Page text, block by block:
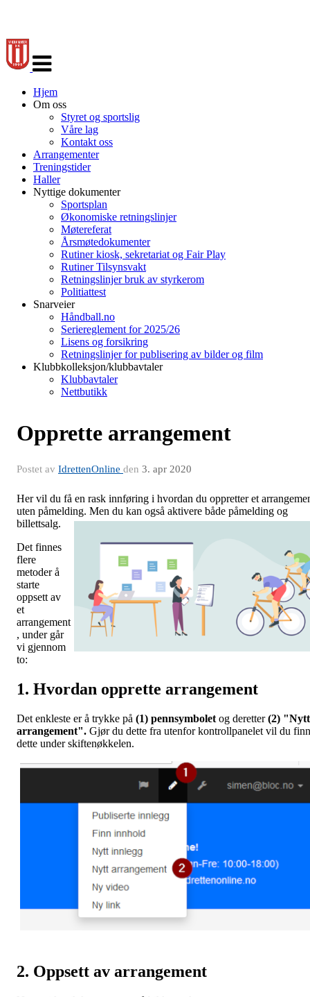
navigasjon
Hjem
Om oss
Styret og sportslig
Våre lag
Kontakt oss
Arrangementer
Treningstider
Haller
Nyttige dokumenter
Sportsplan
Økonomiske retningslinjer
Møtereferat
Årsmøtedokumenter
Rutiner kiosk, sekretariat og Fair Play
Rutiner Tilsynsvakt
Retningslinjer bruk av styrkerom
Politiattest
Snarveier
Håndball.no
Seriereglement for 2025/26
Lisens og forsikring
Retningslinjer for publisering av bilder og film
Klubbkolleksjon/klubbavtaler
Klubbavtaler
Nettbutikk
Opprette arrangement
Postet av IdrettenOnline den 3. apr 2020
Her vil du få en rask innføring i hvordan du oppretter et
uten påmelding. Men du kan også aktivere både påmelding og
billettsalg.
Det finnes
flere
metoder å
starte
oppsett av
et
arrangement
, under går
vi gjennom
to:
1. Hvordan opprette arrangement
Det enkleste er å trykke på (1) pennsymbolet og deretter(2) "Nytt
arrangement". Gjør du dette fra utenfor kontrollpanelet vil du
dette under skiftenøkkelen.
2. Oppsett av arrangement